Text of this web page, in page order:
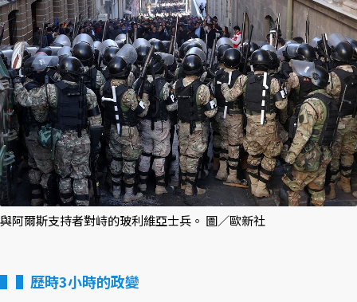
與阿爾斯支持者對峙的玻利維亞士兵。 圖／歐新社
▌歷時3小時的政變